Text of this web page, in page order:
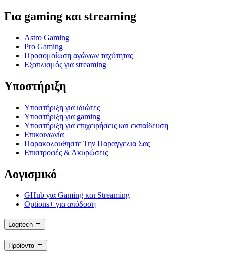
Για gaming και streaming
Astro Gaming
Pro Gaming
Προσομοίωση αγώνων ταχύτητας
Εξοπλισμός για streaming
Υποστήριξη
Υποστήριξη για ιδιώτες
Υποστήριξη για gaming
Υποστήριξη για επιχειρήσεις και εκπαίδευση
Επικοινωνία
Παρακολουθηστε Την Παραγγελια Σας
Επιστροφές & Ακυρώσεις
Λογισμικό
GHub για Gaming και Streaming
Options+ για απόδοση
Logitech
Προϊόντα